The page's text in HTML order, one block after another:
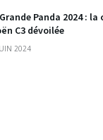
Panda 2024 :
C3 dévoilée
2024